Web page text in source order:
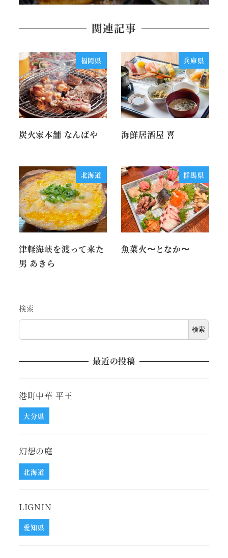
関連記事
福岡県
炭火家本舗 なんばや
兵庫県
海鮮居酒屋 喜
北海道
津軽海峡を渡って来た
男 あきら
群馬県
魚菜火〜となか〜
検索
検索
最近の投稿
港町中華 平王
大分県
幻想の庭
北海道
LIGNIN
愛知県